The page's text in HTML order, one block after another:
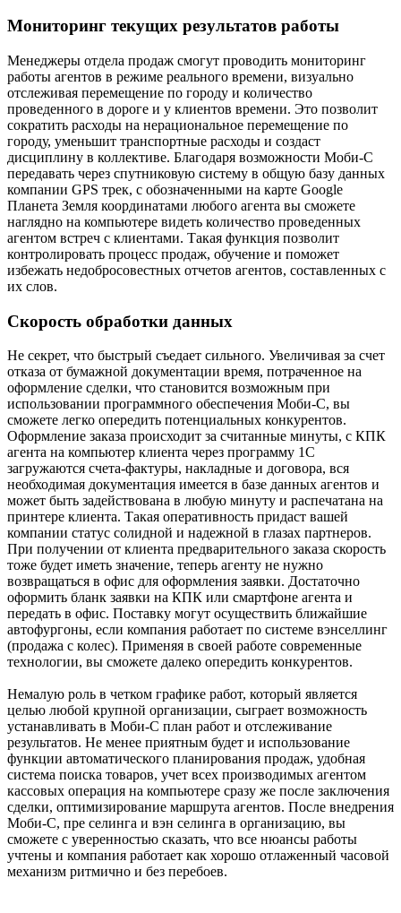
Мониторинг текущих результатов работы
Менеджеры отдела продаж смогут проводить мониторинг
работы агентов в режиме реального времени, визуально
отслеживая перемещение по городу и количество
проведенного в дороге и у клиентов времени. Это позволит
сократить расходы на нерациональное перемещение по
городу, уменьшит транспортные расходы и создаст
дисциплину в коллективе. Благодаря возможности Моби-С
передавать через спутниковую систему в общую базу данных
компании GPS трек, с обозначенными на карте Google
Планета Земля координатами любого агента вы сможете
наглядно на компьютере видеть количество проведенных
агентом встреч с клиентами. Такая функция позволит
контролировать процесс продаж, обучение и поможет
избежать недобросовестных отчетов агентов, составленных с
их слов.
Скорость обработки данных
Не секрет, что быстрый съедает сильного. Увеличивая за счет
отказа от бумажной документации время, потраченное на
оформление сделки, что становится возможным при
использовании программного обеспечения Моби-С, вы
сможете легко опередить потенциальных конкурентов.
Оформление заказа происходит за считанные минуты, с КПК
агента на компьютер клиента через программу 1С
загружаются счета-фактуры, накладные и договора, вся
необходимая документация имеется в базе данных агентов и
может быть задействована в любую минуту и распечатана на
принтере клиента. Такая оперативность придаст вашей
компании статус солидной и надежной в глазах партнеров.
При получении от клиента предварительного заказа скорость
тоже будет иметь значение, теперь агенту не нужно
возвращаться в офис для оформления заявки. Достаточно
оформить бланк заявки на КПК или смартфоне агента и
передать в офис. Поставку могут осуществить ближайшие
автофургоны, если компания работает по системе вэнселлинг
(продажа с колес). Применяя в своей работе современные
технологии, вы сможете далеко опередить конкурентов.
Немалую роль в четком графике работ, который является
целью любой крупной организации, сыграет возможность
устанавливать в Моби-С план работ и отслеживание
результатов. Не менее приятным будет и использование
функции автоматического планирования продаж, удобная
система поиска товаров, учет всех производимых агентом
кассовых операция на компьютере сразу же после заключения
сделки, оптимизирование маршрута агентов. После внедрения
Моби-С, пре селинга и вэн селинга в организацию, вы
сможете с уверенностью сказать, что все нюансы работы
учтены и компания работает как хорошо отлаженный часовой
механизм ритмично и без перебоев.